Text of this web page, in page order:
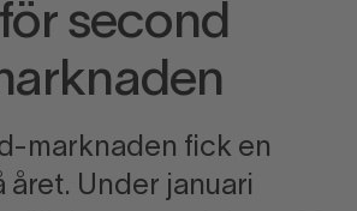
second
marknaden fick en
året. Under januari